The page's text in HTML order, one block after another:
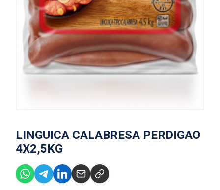
LINGUICA CALABRESA PERDIGAO
4X2,5KG